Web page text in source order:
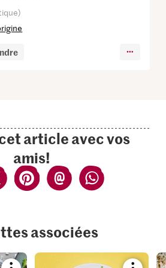
article avec vos
amis!
associées